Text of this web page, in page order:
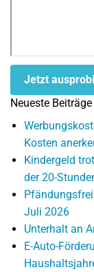
Jetzt
Neueste Beiträge
Kosten
Kindergeld
der 20-
Juli 2026
Unterhalt an
E-Auto-